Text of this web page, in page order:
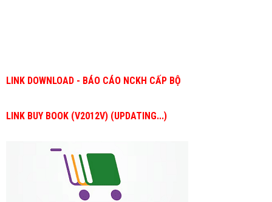
LINK DOWNLOAD - BÁO CÁO NCKH CẤP BỘ
LINK BUY BOOK (V2012V) (UPDATING...)